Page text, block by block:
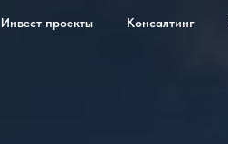
Инвест проекты Консалтинг